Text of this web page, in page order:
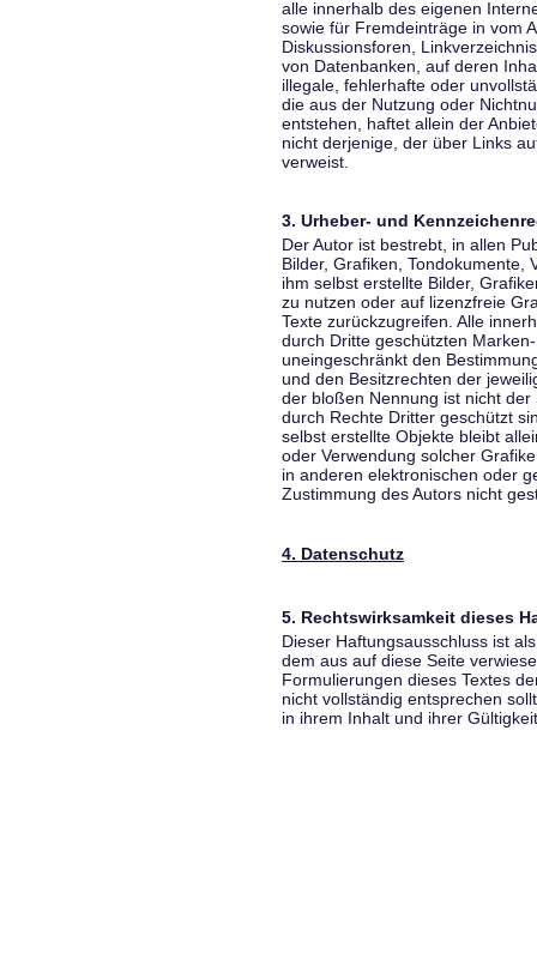
alle innerhalb des eigenen
sowie für Fremdeinträge in vom
Diskussionsforen,
von Datenbanken, auf deren
illegale, fehlerhafte oder
die aus der Nutzung oder
entstehen, haftet allein der
nicht derjenige, der über Links
verweist.
3. Urheber- und
Der Autor ist bestrebt, in allen
Bilder, Grafiken, Tondokumente,
ihm selbst erstellte Bilder,
zu nutzen oder auf lizenzfreie
Texte zurückzugreifen. Alle
durch Dritte geschützten
uneingeschränkt den
und den Besitzrechten der
der bloßen Nennung ist nicht
durch Rechte Dritter geschützt
selbst erstellte Objekte bleibt
oder Verwendung solcher
in anderen elektronischen oder
Zustimmung des Autors nicht
4. Datenschutz
5. Rechtswirksamkeit dieses
Dieser Haftungsausschluss ist
dem aus auf diese Seite
Formulierungen dieses Textes
nicht vollständig entsprechen
in ihrem Inhalt und ihrer